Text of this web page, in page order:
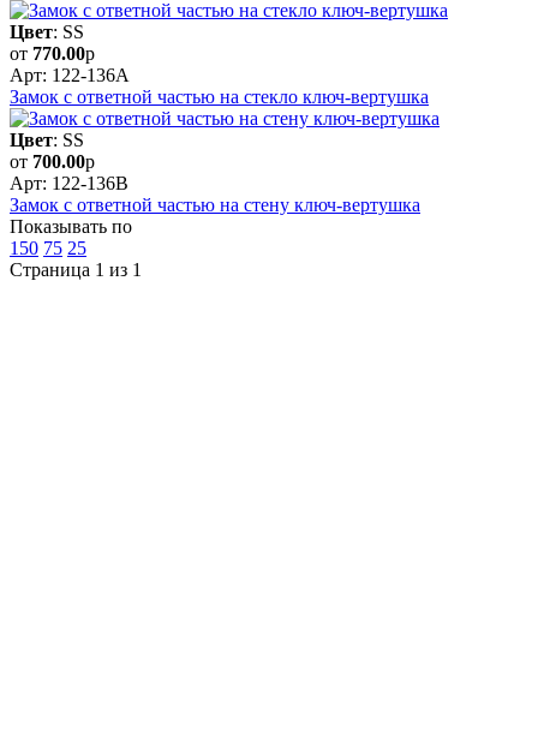
Цвет: SS
от 770.00р
Арт: 122-136A
Замок с ответной частью на стекло ключ-вертушка
Цвет: SS
от 700.00р
Арт: 122-136B
Замок с ответной частью на стену ключ-вертушка
Показывать по
150 75 25
Страница 1 из 1